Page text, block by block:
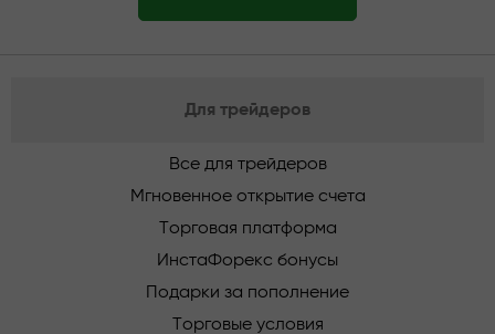
Для трейдеров
Все для трейдеров
Мгновенное открытие счета
Торговая платформа
ИнстаФорекс бонусы
Подарки за пополнение
Торговые условия